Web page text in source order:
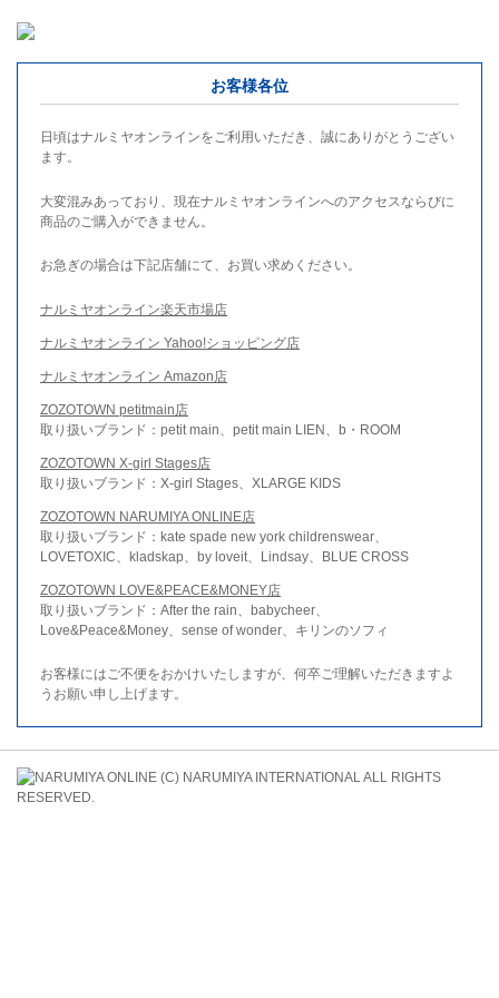
お客様各位
日頃はナルミヤオンラインをご利用いただき、誠にありがとうござい
ます。
大変混みあっており、現在ナルミヤオンラインへのアクセスならびに
商品のご購入ができません。
お急ぎの場合は下記店舗にて、お買い求めください。
ナルミヤオンライン楽天市場店
ナルミヤオンライン Yahoo!ショッピング店
ナルミヤオンライン Amazon店
ZOZOTOWN petitmain店
取り扱いブランド：petit main、petit main LIEN、b・ROOM
ZOZOTOWN X-girl Stages店
取り扱いブランド：X-girl Stages、XLARGE KIDS
ZOZOTOWN NARUMIYA ONLINE店
取り扱いブランド：kate spade new york childrenswear、
LOVETOXIC、kladskap、by loveit、Lindsay、BLUE CROSS
ZOZOTOWN LOVE&PEACE&MONEY店
取り扱いブランド：After the rain、babycheer、
Love&Peace&Money、sense of wonder、キリンのソフィ
お客様にはご不便をおかけいたしますが、何卒ご理解いただきますよ
うお願い申し上げます。